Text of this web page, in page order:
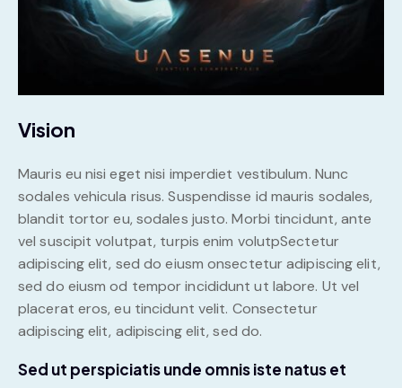
Vision
Mauris eu nisi eget nisi imperdiet vestibulum. Nunc
sodales vehicula risus. Suspendisse id mauris sodales,
blandit tortor eu, sodales justo. Morbi tincidunt, ante
vel suscipit volutpat, turpis enim volutpSectetur
adipiscing elit, sed do eiusm onsectetur adipiscing elit,
sed do eiusm od tempor incididunt ut labore. Ut vel
placerat eros, eu tincidunt velit. Consectetur
adipiscing elit, adipiscing elit, sed do.
Sed ut perspiciatis unde omnis iste natus et